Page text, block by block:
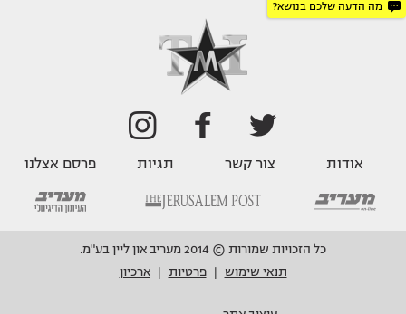
מה הדעה שלכם בנושא?
אודות צור קשר תגיות פרסם אצלנו
כל הזכויות שמורות © 2014 מעריב און ליין בע"מ.
תנאי שימוש
פרטיות ארכיון